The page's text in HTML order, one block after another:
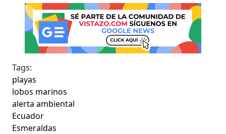
Tags:
playas
lobos marinos
alerta ambiental
Ecuador
Esmeraldas